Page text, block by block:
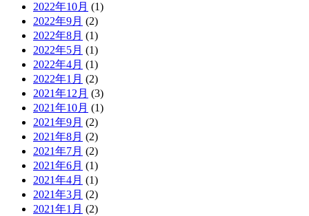
2022年10月 (1)
2022年9月 (2)
2022年8月 (1)
2022年5月 (1)
2022年4月 (1)
2022年1月 (2)
2021年12月 (3)
2021年10月 (1)
2021年9月 (2)
2021年8月 (2)
2021年7月 (2)
2021年6月 (1)
2021年4月 (1)
2021年3月 (2)
2021年1月 (2)